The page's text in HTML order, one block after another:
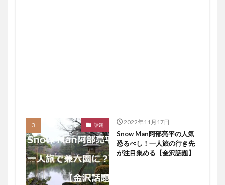
話題 2022年11月17日
Snow Man阿部亮平の人気
恐るべし！一人旅の行き先
が注目集める【金沢話題】